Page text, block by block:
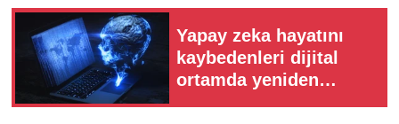
Yapay zeka hayatını
kaybedenleri dijital
ortamda yeniden